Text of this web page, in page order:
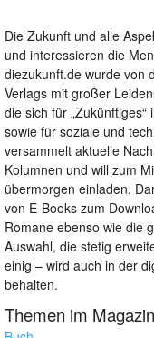
Die Zukunft und alle
und interessieren die
diezukunft.de wurde von
Verlags mit großer
die sich für
sowie für soziale und
versammelt aktuelle
Kolumnen und will zum
übermorgen einladen.
von E-Books zum
Romane ebenso wie die
Auswahl, die stetig
einig – wird auch in der
behalten.
Themen im